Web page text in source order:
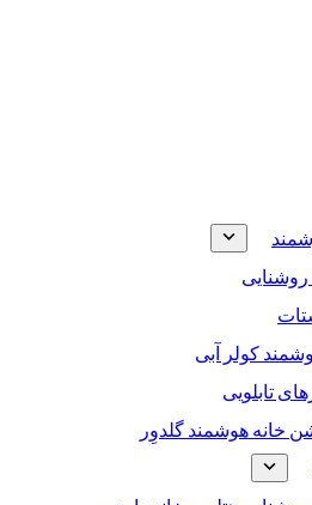
روشنایی
کولر آبی
تابلویی
خانه هوشمند گلدوِر